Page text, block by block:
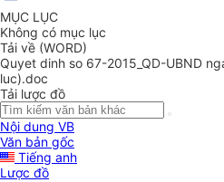
MỤC LỤC
Không có mục lục
Tải về (WORD)
Quyet dinh so 67-2015_QD-UBND
luc).doc
Tải lược đồ
Nội dung VB
Văn bản gốc
Tiếng anh
Lược đồ